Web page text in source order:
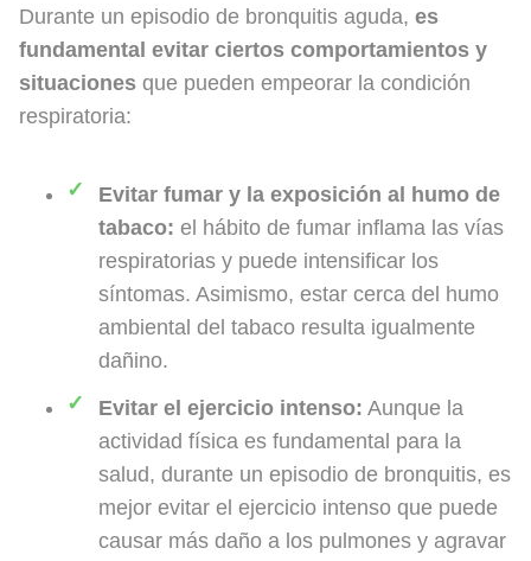
Durante un episodio de bronquitis aguda, es
fundamental evitar ciertos comportamientos y
situaciones que pueden empeorar la condición
respiratoria:
Evitar fumar y la exposición al humo de
tabaco: el hábito de fumar inflama las vías
respiratorias y puede intensificar los
síntomas. Asimismo, estar cerca del humo
ambiental del tabaco resulta igualmente
dañino.
Evitar el ejercicio intenso: Aunque la
actividad física es fundamental para la
salud, durante un episodio de bronquitis, es
mejor evitar el ejercicio intenso que puede
causar más daño a los pulmones y agravar